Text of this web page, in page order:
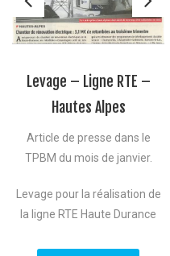
Levage – Ligne RTE –
Hautes Alpes
Article de presse dans le
TPBM du mois de janvier.
Levage pour la réalisation de
la ligne RTE Haute Durance